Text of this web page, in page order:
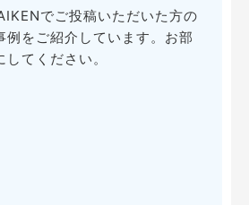
でご投稿いただいた方の
例をご紹介しています。お部
てください。